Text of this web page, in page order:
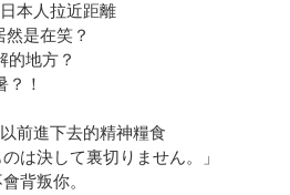
本人拉近距離
是在笑？
地方？
！
前進下去的精神糧食
は決して裏切りません。」
背叛你。